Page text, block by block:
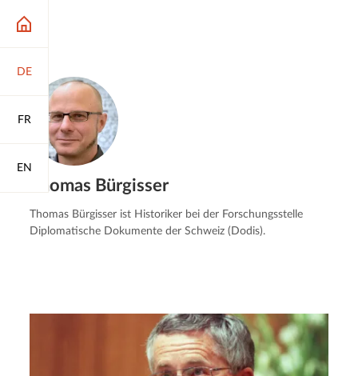
DE
FR
EN
Thomas Bürgisser
Thomas Bürgisser ist Historiker bei der Forschungsstelle
Diplomatische Dokumente der Schweiz (Dodis).